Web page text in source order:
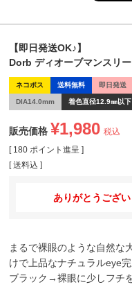
【即日発送OK♪】
Dorb ディオーブマンスリ
ネコポス 送料無料 即日発送
DIA14.0mm 着色直径12.9㎜以下
販売価格 ¥1,980 税込
[ 180 ポイント進呈 ]
送料込
ありがとうござい
まるで裸眼のような自然な
けで上品なナチュラルeye完
ブラック→裸眼に少しフチ